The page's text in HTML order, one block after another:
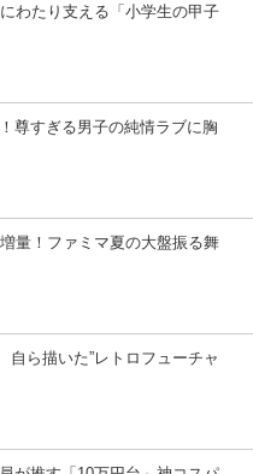
わたり支える「小学生の甲子
尊すぎる男子の純情ラブに胸
量！ファミマ夏の大盤振る舞
ら描いた”レトロフューチャ